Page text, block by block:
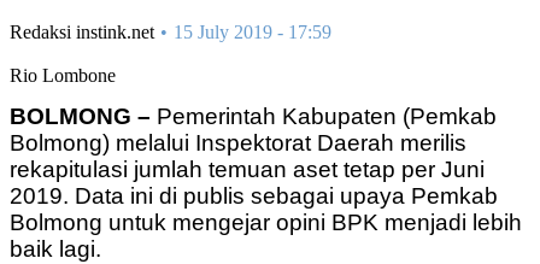
Redaksi instink.net 15 July 2019 - 17:59
Rio Lombone
BOLMONG – Pemerintah Kabupaten (Pemkab
Bolmong) melalui Inspektorat Daerah merilis
rekapitulasi jumlah temuan aset tetap per Juni
2019. Data ini di publis sebagai upaya Pemkab
Bolmong untuk mengejar opini BPK menjadi lebih
baik lagi.